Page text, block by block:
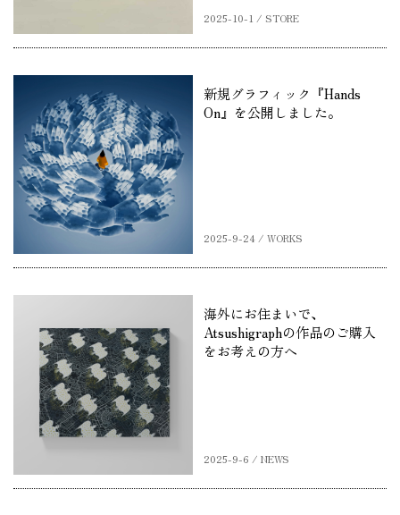
2025-10-1 / STORE
新規グラフィック『Hands
On』を公開しました。
2025-9-24 / WORKS
海外にお住まいで、
Atsushigraphの作品のご購入
をお考えの方へ
2025-9-6 / NEWS